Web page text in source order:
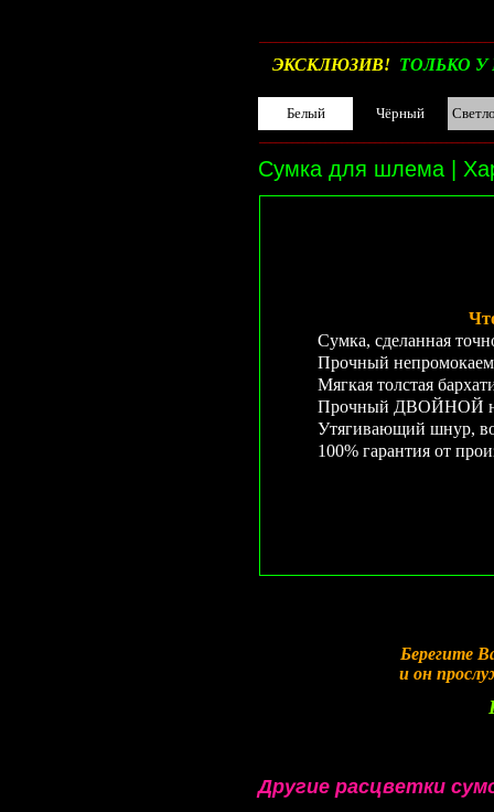
ЭКСКЛЮЗИВ! ТОЛЬКО У
Белый Чёрный
Сумка для шлема |
Сумка, сделанная
Прочный
Мягкая толстая
Прочный ДВОЙНОЙ
Утягивающий шнур,
100% гарантия от
Берегите
и он
Другие расцветки